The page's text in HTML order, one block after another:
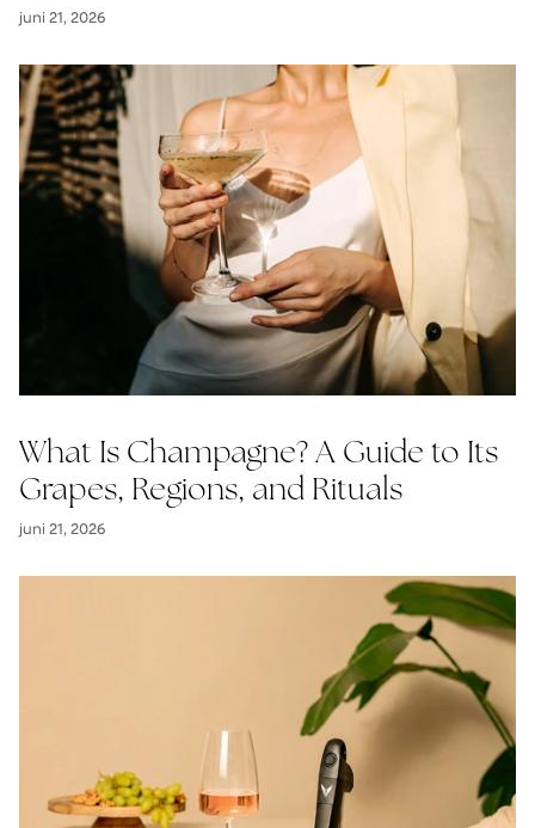
juni 21, 2026
What Is Champagne? A Guide to Its
Grapes, Regions, and Rituals
juni 21, 2026